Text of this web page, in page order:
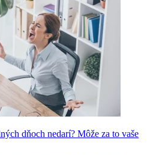
dňoch nedarí? Môže za to vaše